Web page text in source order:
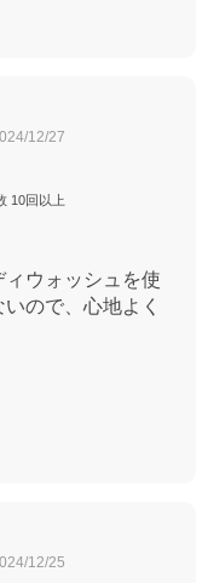
12/27
10回以上
ウォッシュを使
ので、心地よく
12/25